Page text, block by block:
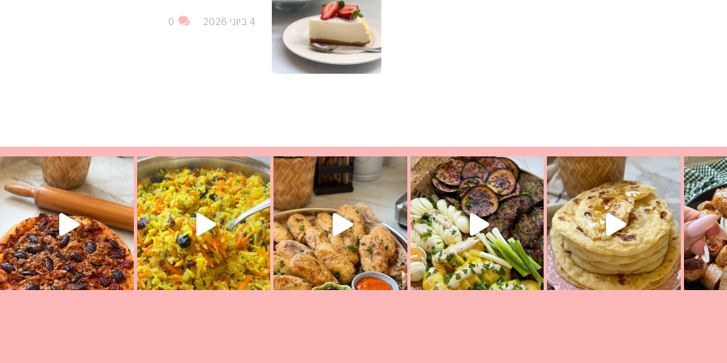
4 ביוני 2026 0
מעול
לאכול משהו אז מה בשבילכם? בפ
פסטל טוניסאי לתשעת הימים, חשבתי מה לחדש לכם ונראה
אורז יצירתי לתשעת הימים ולכבוד שבת קודשלמתכון
פיצה של תשעת הימים ולמה היא נקראת ככה? ההסבר בסרטו